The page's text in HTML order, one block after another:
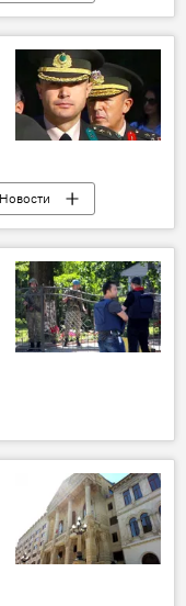
Новости